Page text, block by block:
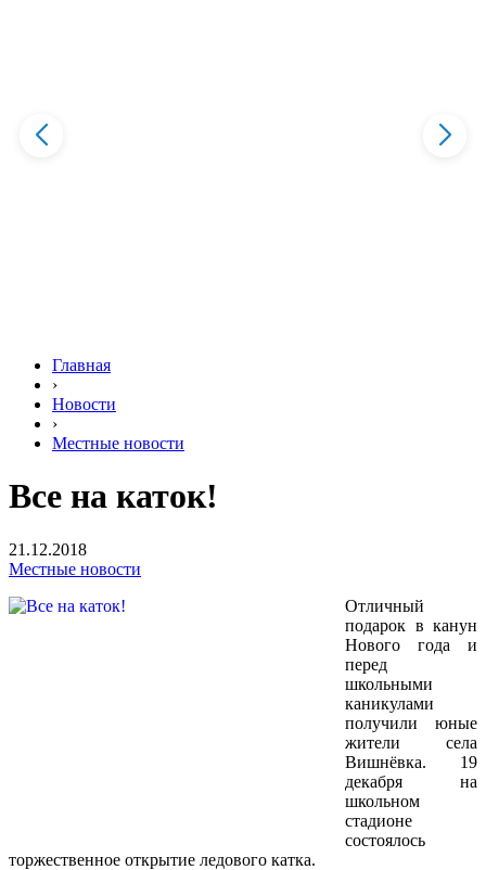
Главная
›
Новости
›
Местные новости
Все на каток!
21.12.2018
Местные новости
Отличный
подарок в канун
Нового года и
перед
школьными
каникулами
получили юные
жители села
Вишнёвка. 19
декабря на
школьном
стадионе
состоялось
торжественное открытие ледового катка.